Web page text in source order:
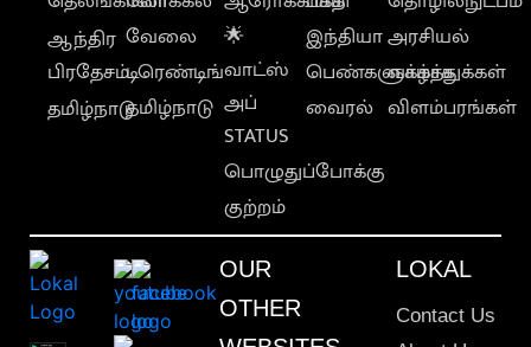
ஆந்திர
பிரதேசம்
தமிழ்நாடு
வேலை
டிரெண்டிங்
தமிழ்நாடு
🌟
வாட்ஸ்
அப்
STATUS
பொழுதுப்போக்கு
குற்றம்
இந்தியா
பெண்களுக்காக
வைரல்
அரசியல்
வாழ்த்துக்கள்
விளம்பரங்கள்
OUR
OTHER
LOKAL
Contact Us